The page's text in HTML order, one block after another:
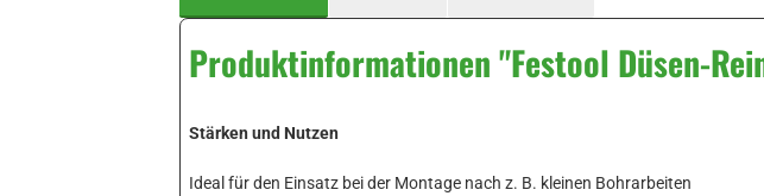
Produktinformationen "Festool Düsen-
Stärken und Nutzen
Ideal für den Einsatz bei der Montage nach z. B. kleinen Bohrarbeiten